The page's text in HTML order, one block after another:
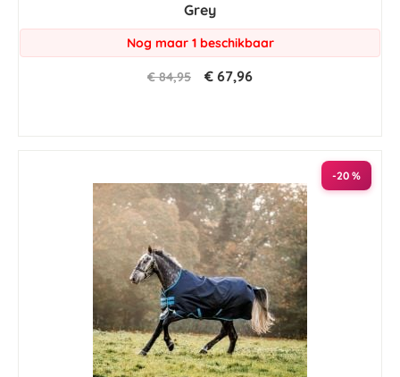
Grey
Nog maar 1 beschikbaar
€ 84,95 € 67,96
-20 %